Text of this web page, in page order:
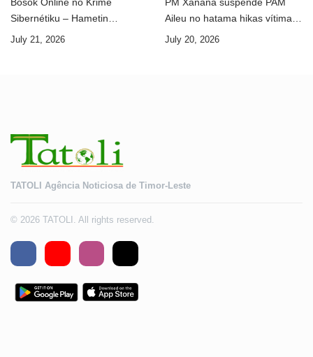
Sibernétiku – Hametin
Seguransa Dijitál ba Futuru
July 21, 2026
Aileu no hatama hikas vítima
AMA ba servisu
July 20, 2026
TATOLI Agência Noticiosa de Timor-Leste
© 2026 TATOLI. All rights reserved.